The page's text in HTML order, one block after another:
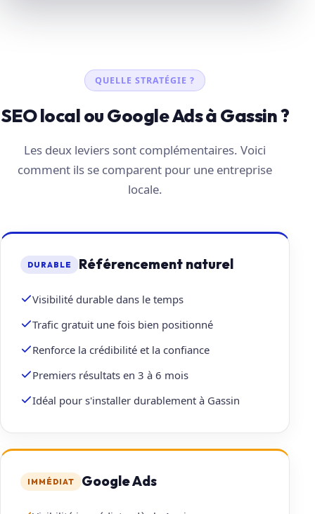
QUELLE STRATÉGIE ?
SEO local ou Google Ads à Gassin ?
Les deux leviers sont complémentaires. Voici
comment ils se comparent pour une entreprise
locale.
DURABLE Référencement naturel
Visibilité durable dans le temps
Trafic gratuit une fois bien positionné
Renforce la crédibilité et la confiance
Premiers résultats en 3 à 6 mois
Idéal pour s'installer durablement à Gassin
IMMÉDIAT Google Ads